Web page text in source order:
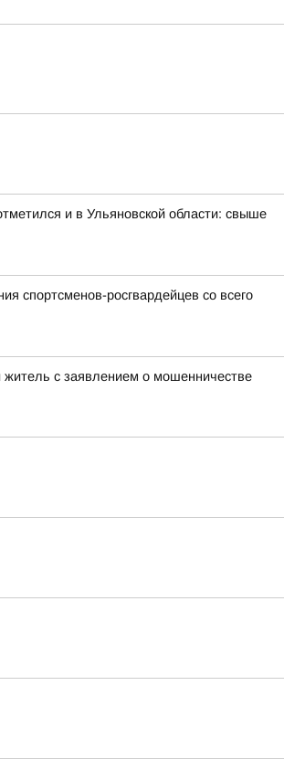
и в Ульяновской области: свыше
спортсменов-росгвардейцев со всего
с заявлением о мошенничестве